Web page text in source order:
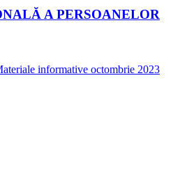
A PERSOANELOR
informative octombrie 2023